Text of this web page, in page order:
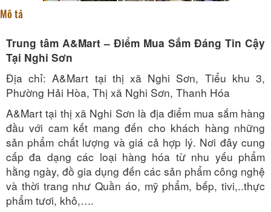
Mô tả
Trung tâm A&Mart – Điểm Mua Sắm Đáng Tin Cậy
Tại Nghi Sơn
Địa chỉ: A&Mart tại thị xã Nghi Sơn, Tiểu khu 3,
Phường Hải Hòa, Thị xã Nghi Sơn, Thanh Hóa
A&Mart tại thị xã Nghi Sơn là địa điểm mua sắm hàng
đầu với cam kết mang đến cho khách hàng những
sản phẩm chất lượng và giá cả hợp lý. Nơi đây cung
cấp đa dạng các loại hàng hóa từ nhu yếu phẩm
hằng ngày, đồ gia dụng đến các sản phẩm công nghệ
và thời trang như Quần áo, mỹ phẩm, bếp, tivi,..thực
phẩm tươi, khô,….